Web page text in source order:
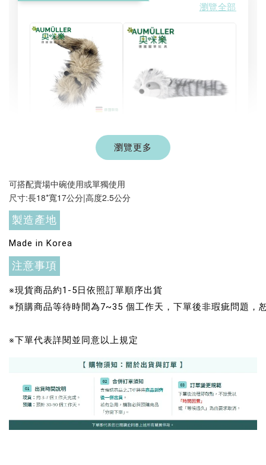
瀏覽全部
Aumüller 奧咪樂
｜貓草纈草根玩具
NT$ 289 TWD
NT$ 300 TWD
德國 Aumüller 奧咪樂
毛毛浣熊｜貓薄荷+木
瀏覽更多
可搭配賣場中碗使用或單獨使用
尺寸:長18*寬17公分|高度2.5公分
製造產地
Made in Korea
注意事項
※現貨商品約1-5日依照訂單順序出貨
※預購商品等待時間為7~35 個工作天，下單後非瑕疵問題，
※下單代表詳閱並同意以上規定